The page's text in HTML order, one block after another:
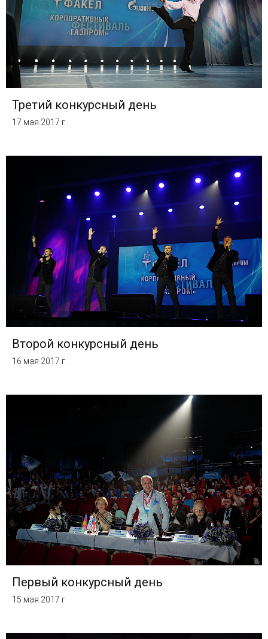
Третий конкурсный день
17 мая 2017 г.
Второй конкурсный день
16 мая 2017 г.
Первый конкурсный день
15 мая 2017 г.